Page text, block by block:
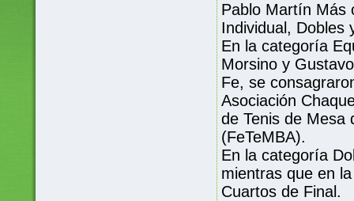
Pablo Martín Más
Individual, Dobles
En la categoría
Morsino y
Fe, se
Asociación
de Tenis de Mesa
(FeTeMBA).
En la categoría
mientras que en
Cuartos de Final.